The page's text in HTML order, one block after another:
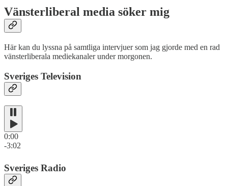
Vänsterliberal media söker mig
Här kan du lyssna på samtliga intervjuer som jag gjorde med en rad
vänsterliberala mediekanaler under morgonen.
Sveriges Television
0:00
-3:02
Sveriges Radio